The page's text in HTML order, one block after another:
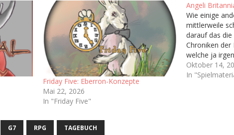
Friday Five: Eberron-Konzepte
Mai 22, 2026
In "Friday Five"
Angeli
Wie einige
mittlerweile
darauf das
Chroniken der
welche ja
Welt erblicken
haben wir ja
Oktober 14,
In
G7 RPG TAGEBUCH